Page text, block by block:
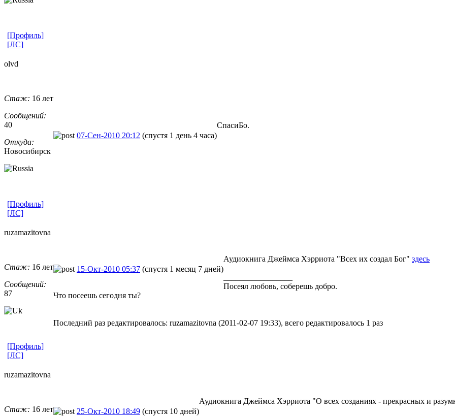
[Профиль]
[ЛС]
olvd
Стаж: 16 лет
Сообщений:
40
Откуда:
Новосибирск
07-Сен-2010 20:12 (спустя 1 день 4 часа)
СпасиБо.
[Профиль]
[ЛС]
ruzamazitovn​a
Стаж: 16 лет
Сообщений:
87
15-Окт-2010 05:37 (спустя 1 месяц 7 дней)
Аудиокнига Джеймса Хэрриота "Всех их создал Бог" здесь
Посеял любовь, соберешь добро.
Что посеешь сегодня ты?
Последний раз редактировалось: ruzamazitovna (2011-02-07 19:33), всего редактировалось 1 раз
[Профиль]
[ЛС]
ruzamazitovn​a
Стаж: 16 лет
25-Окт-2010 18:49 (спустя 10 дней)
Аудиокнига Джеймса Хэрриота "О всех созданиях - прекрасных и